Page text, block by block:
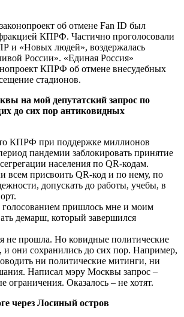
об отмене Fan ID был
КПРФ. Частично проголосовали
и «Новых людей», воздержалась
России». «Единая Россия»
КПРФ об отмене внесудебных
стадионов.
на мой депутатский запрос по
до сих пор антиковидных
КПРФ при поддержке миллионов
пандемии заблокировать принятие
населения по QR-кодам.
всем присвоить QR-код и по нему, по
допускать до работы, учебы, в
голосованием пришлось мне и моим
демарш, который завершился
не прошла. Но ковидные политические
и они сохранились до сих пор. Например,
ни политические митинги, ни
Написал мэру Москвы запрос –
ограничения. Оказалось – не хотят.
через Лосиный остров